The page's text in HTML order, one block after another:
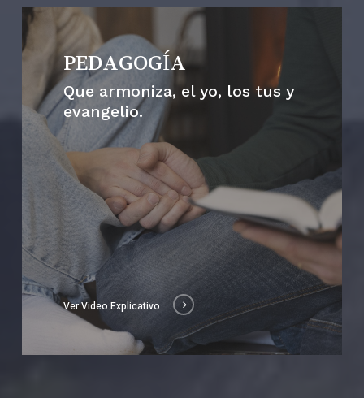
PEDAGOGÍA
Que armoniza, el yo, los tus y
evangelio.
Ver Video Explicativo